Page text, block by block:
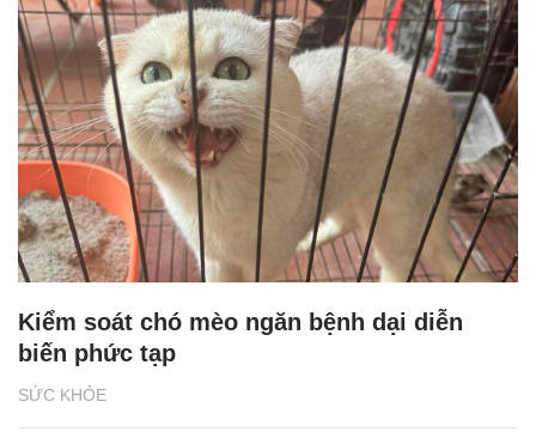
SỨC KHỎE
Kiểm soát chó mèo ngăn bệnh dại diễn
biến phức tạp